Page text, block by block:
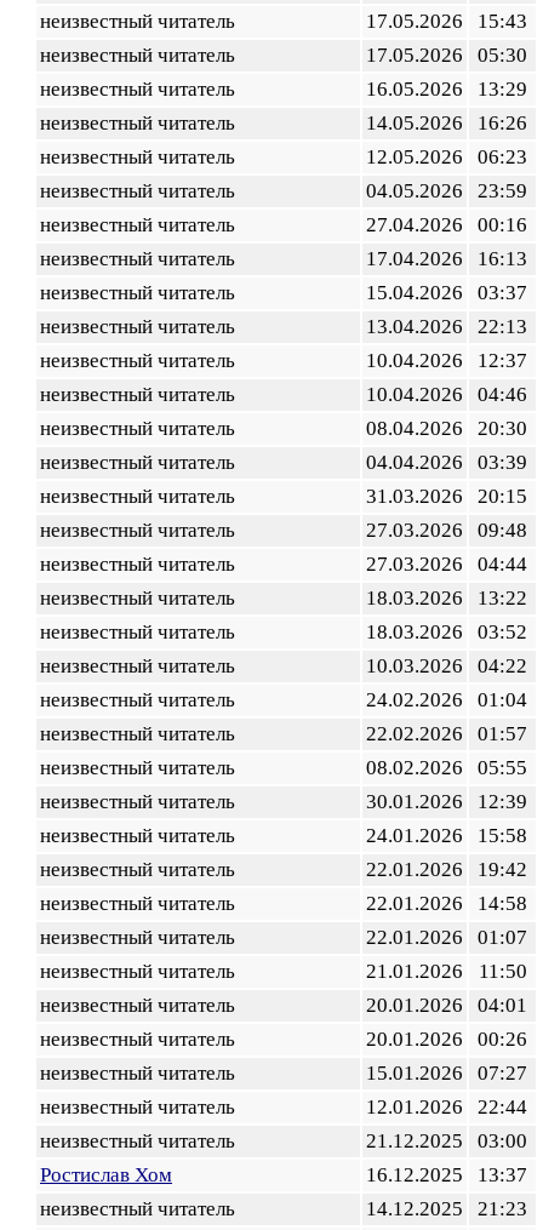
неизвестный читатель
17.05.2026
15:43
неизвестный читатель
17.05.2026
05:30
неизвестный читатель
16.05.2026
13:29
неизвестный читатель
14.05.2026
16:26
неизвестный читатель
12.05.2026
06:23
неизвестный читатель
04.05.2026
23:59
неизвестный читатель
27.04.2026
00:16
неизвестный читатель
17.04.2026
16:13
неизвестный читатель
15.04.2026
03:37
неизвестный читатель
13.04.2026
22:13
неизвестный читатель
10.04.2026
12:37
неизвестный читатель
10.04.2026
04:46
неизвестный читатель
08.04.2026
20:30
неизвестный читатель
04.04.2026
03:39
неизвестный читатель
31.03.2026
20:15
неизвестный читатель
27.03.2026
09:48
неизвестный читатель
27.03.2026
04:44
неизвестный читатель
18.03.2026
13:22
неизвестный читатель
18.03.2026
03:52
неизвестный читатель
10.03.2026
04:22
неизвестный читатель
24.02.2026
01:04
неизвестный читатель
22.02.2026
01:57
неизвестный читатель
08.02.2026
05:55
неизвестный читатель
30.01.2026
12:39
неизвестный читатель
24.01.2026
15:58
неизвестный читатель
22.01.2026
19:42
неизвестный читатель
22.01.2026
14:58
неизвестный читатель
22.01.2026
01:07
неизвестный читатель
21.01.2026
11:50
неизвестный читатель
20.01.2026
04:01
неизвестный читатель
20.01.2026
00:26
неизвестный читатель
15.01.2026
07:27
неизвестный читатель
12.01.2026
22:44
неизвестный читатель
21.12.2025
03:00
Ростислав Хом
16.12.2025
13:37
неизвестный читатель
14.12.2025
21:23